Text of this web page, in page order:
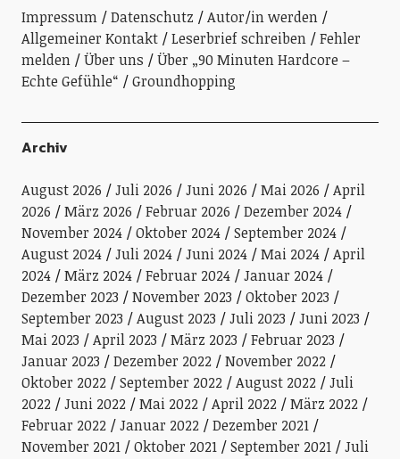
Impressum Datenschutz
Autor/in werden
Allgemeiner Kontakt
Leserbrief schreiben
Fehler
melden
Über uns
Über „90 Minuten Hardcore –
Echte Gefühle“
Groundhopping
Archiv
August 2026 Juli 2026 Juni 2026 Mai 2026
April
2026
März 2026 Februar 2026
Dezember 2024
November 2024
Oktober 2024
September 2024
August 2024
Juli 2024 Juni 2024 Mai 2024
April
2024
März 2024 Februar 2024
Januar 2024
Dezember 2023
November 2023
Oktober 2023
September 2023
August 2023 Juli 2023
Juni 2023
Mai 2023
April 2023 März 2023
Februar 2023
Januar 2023
Dezember 2022
November 2022
Oktober 2022
September 2022 August 2022
Juli
2022
Juni 2022 Mai 2022 April 2022
März 2022
Februar 2022
Januar 2022
Dezember 2021
November 2021
Oktober 2021 September 2021
Juli